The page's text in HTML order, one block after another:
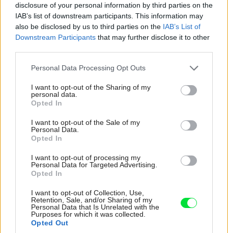
disclosure of your personal information by third parties on the
IAB’s list of downstream participants. This information may
also be disclosed by us to third parties on the IAB’s List of
Downstream Participants that may further disclose it to other
Please note that this website/app uses one or more Google
not limited to your visit or usage behaviour. You may click to
grant or deny consent to Google and its third-party tags to
use your data for below specified purposes in below Google
consent section.
Personal Data Processing Opt Outs
I want to opt-out of the Sharing of my
personal data.
Opted In
I want to opt-out of the Sale of my
Personal Data.
Opted In
I want to opt-out of processing my
Personal Data for Targeted Advertising.
Opted In
I want to opt-out of Collection, Use,
Retention, Sale, and/or Sharing of my
Personal Data that Is Unrelated with the
Purposes for which it was collected.
Opted Out
Interiérová dizajnérka Zuzana Kaščáková Zdroj: Jiří Hurt